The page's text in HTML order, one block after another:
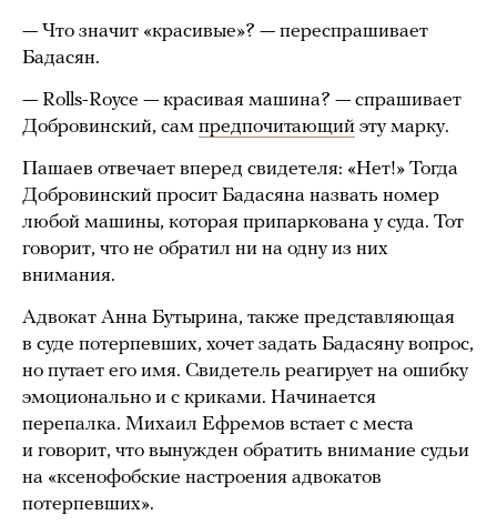
— Что значит «красивые»? — переспрашивает
Бадасян.
— Rolls-Royce — красивая машина? — спрашивает
Добровинский, сам предпочитающий эту марку.
Пашаев отвечает вперед свидетеля: «Нет!» Тогда
Добровинский просит Бадасяна назвать номер
любой машины, которая припаркована у суда. Тот
говорит, что не обратил ни на одну из них
внимания.
Адвокат Анна Бутырина, также представляющая
в суде потерпевших, хочет задать Бадасяну вопрос,
но путает его имя. Свидетель реагирует на ошибку
эмоционально и с криками. Начинается
перепалка. Михаил Ефремов встает с места
и говорит, что вынужден обратить внимание судьи
на «ксенофобские настроения адвокатов
потерпевших».